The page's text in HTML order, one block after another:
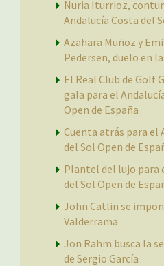
Nuria Iturrioz,
Andalucía Costa del
Azahara Muñoz y
Pedersen, duelo en
El Real Club de Golf
gala para el
Open de España
Cuenta atrás para el
del Sol Open de
Plantel del lujo para
del Sol Open de
John Catlin se
Valderrama
Jon Rahm busca la
de Sergio García